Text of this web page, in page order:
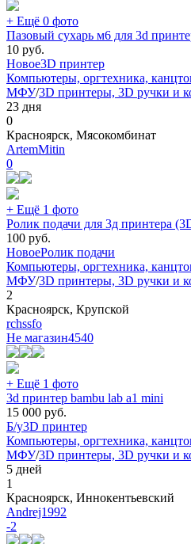
+ Ещё 0 фото
Пазовый сухарь м6 для 3d
10 руб.
Новое3D принтер
Компьютеры, оргтехника,
МФУ/3D принтеры, 3D ручки и
23 дня
0
Красноярск, Мясокомбинат
ArtemMitin
0
+ Ещё 1 фото
Ролик подачи для 3д принтера
100 руб.
НовоеРолик подачи
Компьютеры, оргтехника,
МФУ/3D принтеры, 3D ручки и
2
Красноярск, Крупской
rchssfo
Не магазин4540
+ Ещё 1 фото
3d принтер bambu lab a1 mini
15 000 руб.
Б/у3D принтер
Компьютеры, оргтехника,
МФУ/3D принтеры, 3D ручки и
5 дней
1
Красноярск, Иннокентьевский
Andrej1992
-2